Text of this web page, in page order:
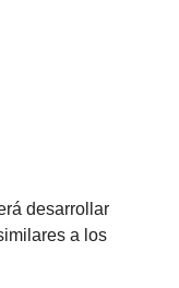
desarrollar
a los